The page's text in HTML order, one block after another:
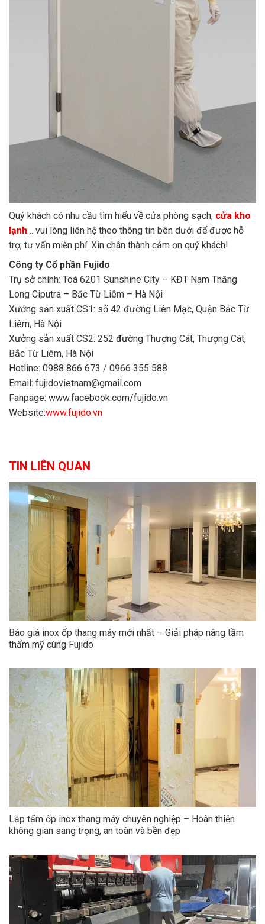
Quý khách có nhu cầu tìm hiểu về cửa phòng sạch, cửa kho
lạnh… vui lòng liên hệ theo thông tin bên dưới để được hỗ
trợ, tư vấn miễn phí. Xin chân thành cảm ơn quý khách!
Công ty Cổ phần Fujido
Trụ sở chính: Toà 6201 Sunshine City – KĐT Nam Thăng
Long Ciputra – Bắc Từ Liêm – Hà Nội
Xưởng sản xuất CS1: số 42 đường Liên Mạc, Quận Bắc Từ
Liêm, Hà Nội
Xưởng sản xuất CS2: 252 đường Thượng Cát, Thượng Cát,
Bắc Từ Liêm, Hà Nội
Hotline: 0988 866 673 / 0966 355 588
Email: fujidovietnam@gmail.com
Fanpage: www.facebook.com/fujido.vn
Website:www.fujido.vn
TIN LIÊN QUAN
Báo giá inox ốp thang máy mới nhất – Giải pháp nâng tầm
thẩm mỹ cùng Fujido
Lắp tấm ốp inox thang máy chuyên nghiệp – Hoàn thiện
không gian sang trọng, an toàn và bền đẹp